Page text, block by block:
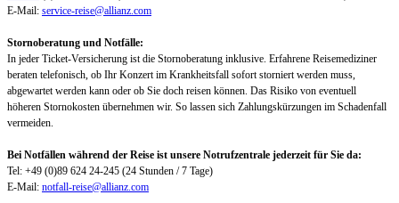
E-Mail: service-reise@allianz.com
Stornoberatung und Notfälle:
In jeder Ticket-Versicherung ist die Stornoberatung inklusive. Erfahrene Reisemediziner
beraten telefonisch, ob Ihr Konzert im Krankheitsfall sofort storniert werden muss,
abgewartet werden kann oder ob Sie doch reisen können. Das Risiko von eventuell
höheren Stornokosten übernehmen wir. So lassen sich Zahlungskürzungen im Schadenfall
vermeiden.
Bei Notfällen während der Reise ist unsere Notrufzentrale jederzeit für Sie da:
Tel: +49 (0)89 624 24-245 (24 Stunden / 7 Tage)
E-Mail: notfall-reise@allianz.com